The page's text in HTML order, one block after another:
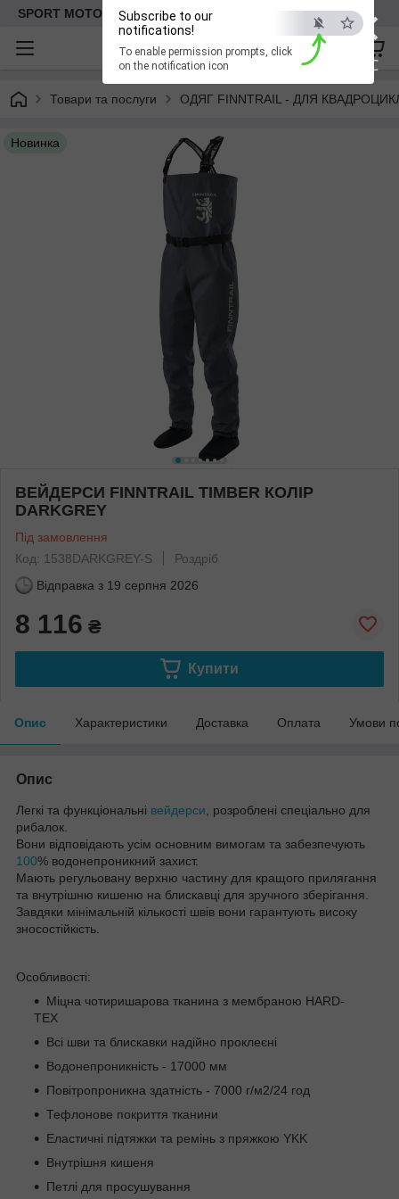
×
ESC
Subscribe to our
notifications!
To enable permission prompts, click
on the notification icon
SPORT MOTO | Інтернет-магазин мототоварів
Товари та послуги ОДЯГ FINNTRAIL - ДЛЯ
Новинка
ВЕЙДЕРСИ FINNTRAIL TIMBER КОЛІР
DARKGREY
Під замовлення
Код: 1538DARKGREY-S
Роздріб
Відправка з 19 серпня 2026
8 116 ₴
Купити
Опис Характеристики Доставка Оплата Умови
Опис
Легкі та функціональні вейдерси , розроблені спеціально для
рибалок.
Вони відповідають усім основним вимогам та забезпечують
100% водонепроникний захист.
Мають регульовану верхню частину для кращого прилягання
та внутрішню кишеню на блискавці для зручного зберігання.
Завдяки мінімальній кількості швів вони гарантують високу
зносостійкість.
Особливості:
Міцна чотиришарова тканина з мембраною HARD-
TEX
Всі шви та блискавки надійно проклеєні
Водонепроникність - 17000 мм
Повітропроникна здатність - 7000 г/м2/24 год
Тефлонове покриття тканини
Еластичні підтяжки та ремінь з пряжкою YKK
Внутрішня кишеня
Петлі для просушування